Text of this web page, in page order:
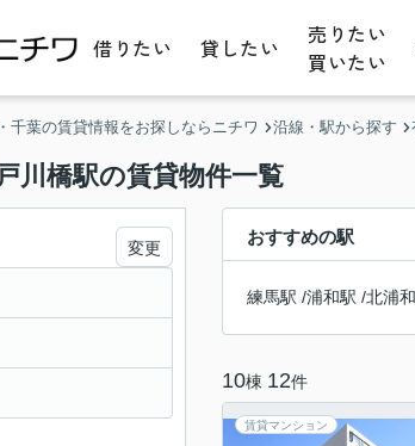
借りたい 貸したい
売りたい
買いたい
千葉の賃貸情報をお探しならニチワ 沿線・駅から探す
川橋駅の賃貸物件一覧
おすすめの駅
練馬駅 /浦和駅 /北浦
10棟 12件
賃貸マンション
変更